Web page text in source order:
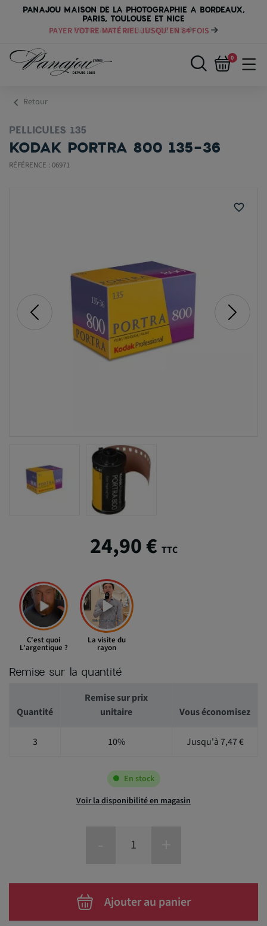
PANAJOU MAISON DE LA PHOTOGRAPHIE A BORDEAUX,
PARIS, TOULOUSE ET NICE
PAYER VOTRE MATÉRIEL JUSQU'EN 84 FOIS
0
chevron_left Retour
PELLICULES 135
KODAK PORTRA 800 135-36
RÉFÉRENCE : 06971
favorite_border
24,90 € TTC
C'est quoi
L'argentique ?
La visite du
rayon
Remise sur la quantité
Quantité
Remise sur prix
unitaire
Vous économisez
3 10% Jusqu'à 7,47 €
En stock
Voir la disponibilité en magasin
Ajouter au panier